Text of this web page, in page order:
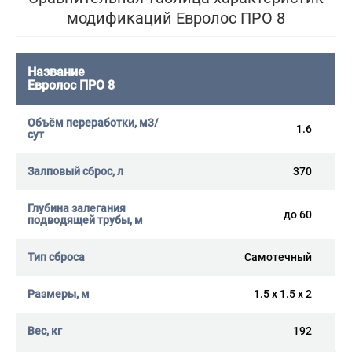
модификаций Евролос ПРО 8
Евролос ПРО 8
1.6
370
до 60
Самотечный
1.5 x 1.5 x 2
192